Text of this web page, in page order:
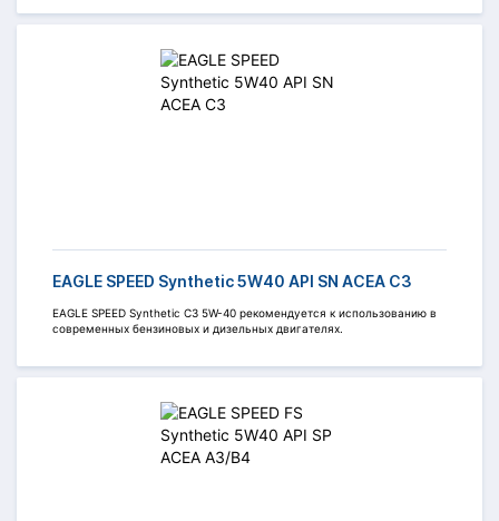
EAGLE SPEED Synthetic 5W40 API SN ACEA C3
EAGLE SPEED Synthetic C3 5W-40 рекомендуется к использованию в
современных бензиновых и дизельных двигателях.